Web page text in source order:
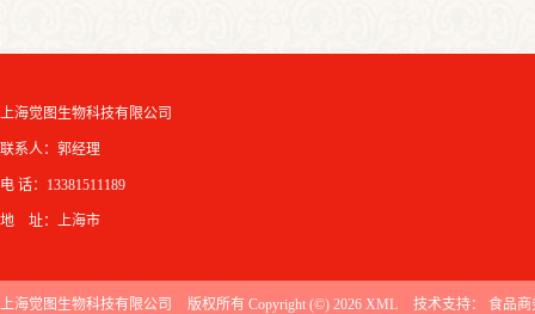
上海觉图生物科技有限公司
联系人：郭经理
电 话：13381511189
地 址：上海市
上海觉图生物科技有限公司 版权所有 Copyright (©) 2026 XML 技术支持： 食品商